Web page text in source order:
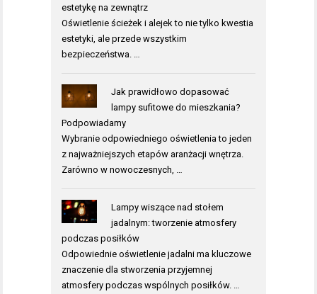
estetykę na zewnątrz
Oświetlenie ścieżek i alejek to nie tylko kwestia
estetyki, ale przede wszystkim
bezpieczeństwa. …
Jak prawidłowo dopasować
lampy sufitowe do mieszkania?
Podpowiadamy
Wybranie odpowiedniego oświetlenia to jeden
z najważniejszych etapów aranżacji wnętrza.
Zarówno w nowoczesnych, …
Lampy wiszące nad stołem
jadalnym: tworzenie atmosfery
podczas posiłków
Odpowiednie oświetlenie jadalni ma kluczowe
znaczenie dla stworzenia przyjemnej
atmosfery podczas wspólnych posiłków. …